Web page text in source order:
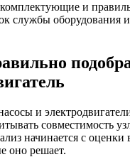
и
службы оборудования
и
совместимость
начинается с оценки
оно решает.